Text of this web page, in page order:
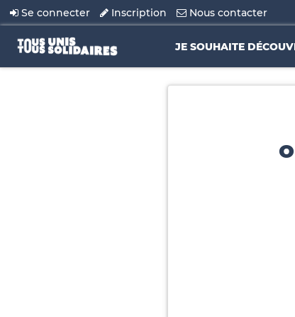
Se connecter Inscription Nous contacter
JE SOUHAITE